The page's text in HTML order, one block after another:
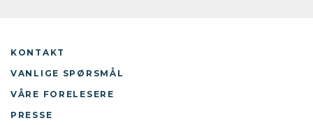
KONTAKT
VANLIGE SPØRSMÅL
VÅRE FORELESERE
PRESSE